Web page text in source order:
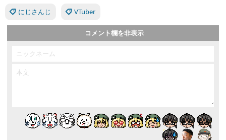
にじさんじ VTuber
コメント欄を非表示